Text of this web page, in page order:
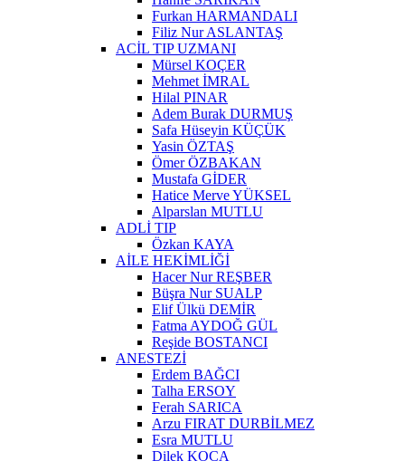
Furkan HARMANDALI
Filiz Nur ASLANTAŞ
ACİL TIP UZMANI
Mürsel KOÇER
Mehmet İMRAL
Hilal PINAR
Adem Burak DURMUŞ
Safa Hüseyin KÜÇÜK
Yasin ÖZTAŞ
Ömer ÖZBAKAN
Mustafa GİDER
Hatice Merve YÜKSEL
Alparslan MUTLU
ADLİ TIP
Özkan KAYA
AİLE HEKİMLİĞİ
Hacer Nur REŞBER
Büşra Nur SUALP
Elif Ülkü DEMİR
Fatma AYDOĞ GÜL
Reşide BOSTANCI
ANESTEZİ
Erdem BAĞCI
Talha ERSOY
Ferah SARICA
Arzu FIRAT DURBİLMEZ
Esra MUTLU
Dilek KOCA